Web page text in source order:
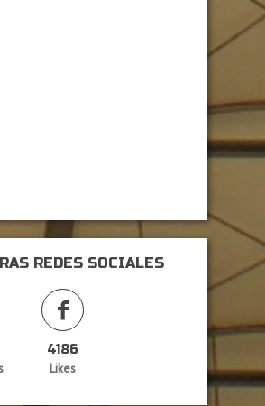
REDES SOCIALES
4186
Likes